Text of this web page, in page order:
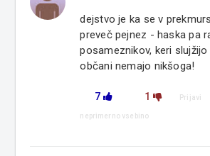
dejstvo je ka se v
preveč pejnez - haska pa
posameznikov, keri
občani nemajo nikšoga!
7 1 Prijavi
neprimerno vsebino